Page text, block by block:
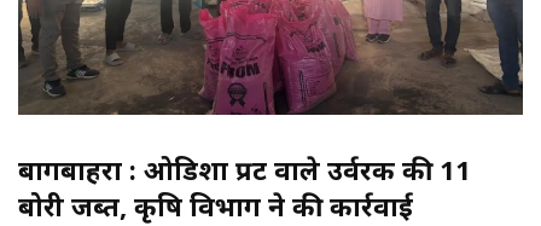
बागबाहरा : ओडिशा प्रिंट वाले उर्वरक की 11
बोरी जब्त, कृषि विभाग ने की कार्रवाई